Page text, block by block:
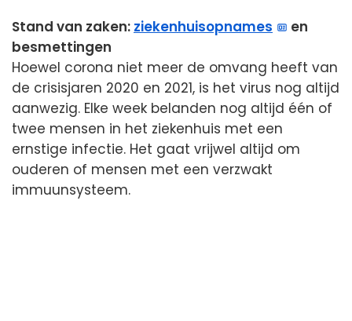
Stand van zaken: ziekenhuisopnames
en
besmettingen
Hoewel corona niet meer de omvang heeft van
de crisisjaren 2020 en 2021, is het virus nog altijd
aanwezig. Elke week belanden nog altijd één of
twee mensen in het ziekenhuis met een
ernstige infectie. Het gaat vrijwel altijd om
ouderen of mensen met een verzwakt
immuunsysteem.